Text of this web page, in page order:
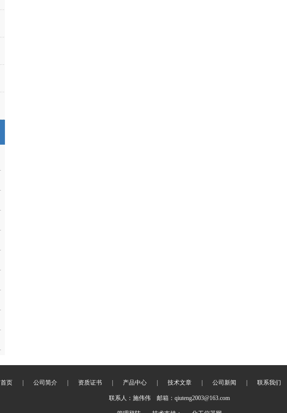
首页 公司简介 资质证书 产品中心 技术文章 公司新闻 联系我们
联系人：施伟伟 邮箱：qiuteng2003@163.com